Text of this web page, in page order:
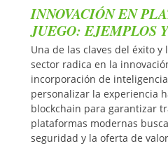
INNOVACIÓN EN
JUEGO: EJEMPLOS
Una de las claves del éxito
sector radica en la
incorporación de
personalizar la experiencia
blockchain para garantizar
plataformas modernas
seguridad y la oferta de